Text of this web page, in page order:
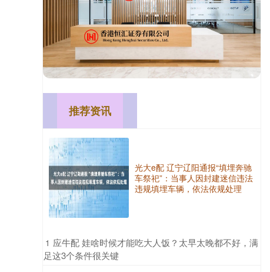
推荐资讯
光大e配 辽宁辽阳通报“填埋奔驰
车祭祀”：当事人因封建迷信违法
违规填埋车辆，依法依规处理
1 ​应牛配 娃啥时候才能吃大人饭？太早太晚都不好，满
足这3个条件很关键